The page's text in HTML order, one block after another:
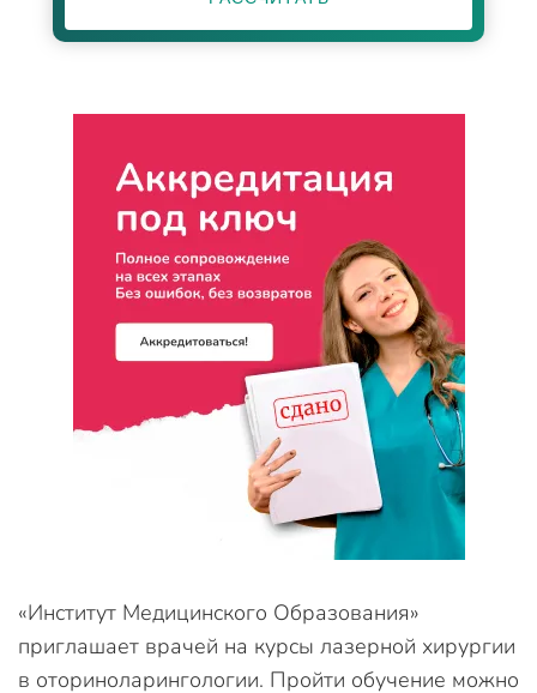
«Институт Медицинского Образования»
приглашает врачей на курсы лазерной хирургии
в оториноларингологии. Пройти обучение можно